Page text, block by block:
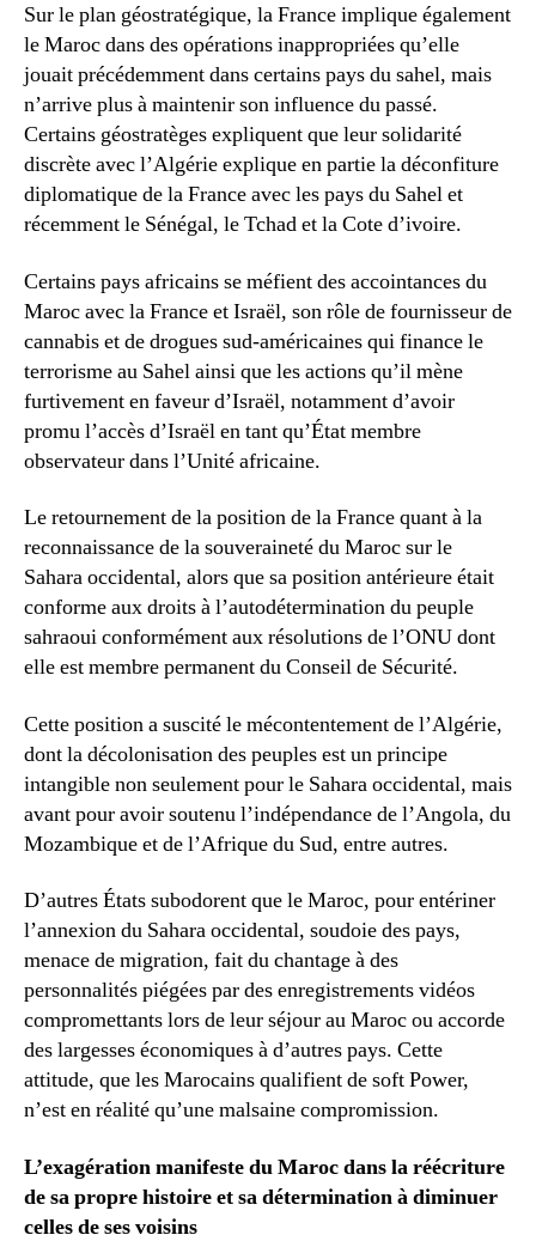
Sur le plan géostratégique, la France implique également
le Maroc dans des opérations inappropriées qu’elle
jouait précédemment dans certains pays du sahel, mais
n’arrive plus à maintenir son influence du passé.
Certains géostratèges expliquent que leur solidarité
discrète avec l’Algérie explique en partie la déconfiture
diplomatique de la France avec les pays du Sahel et
récemment le Sénégal, le Tchad et la Cote d’ivoire.
Certains pays africains se méfient des accointances du
Maroc avec la France et Israël, son rôle de fournisseur de
cannabis et de drogues sud-américaines qui finance le
terrorisme au Sahel ainsi que les actions qu’il mène
furtivement en faveur d’Israël, notamment d’avoir
promu l’accès d’Israël en tant qu’État membre
observateur dans l’Unité africaine.
Le retournement de la position de la France quant à la
reconnaissance de la souveraineté du Maroc sur le
Sahara occidental, alors que sa position antérieure était
conforme aux droits à l’autodétermination du peuple
sahraoui conformément aux résolutions de l’ONU dont
elle est membre permanent du Conseil de Sécurité.
Cette position a suscité le mécontentement de l’Algérie,
dont la décolonisation des peuples est un principe
intangible non seulement pour le Sahara occidental, mais
avant pour avoir soutenu l’indépendance de l’Angola, du
Mozambique et de l’Afrique du Sud, entre autres.
D’autres États subodorent que le Maroc, pour entériner
l’annexion du Sahara occidental, soudoie des pays,
menace de migration, fait du chantage à des
personnalités piégées par des enregistrements vidéos
compromettants lors de leur séjour au Maroc ou accorde
des largesses économiques à d’autres pays. Cette
attitude, que les Marocains qualifient de soft Power,
n’est en réalité qu’une malsaine compromission.
L’exagération manifeste du Maroc dans la réécriture
de sa propre histoire et sa détermination à diminuer
celles de ses voisins